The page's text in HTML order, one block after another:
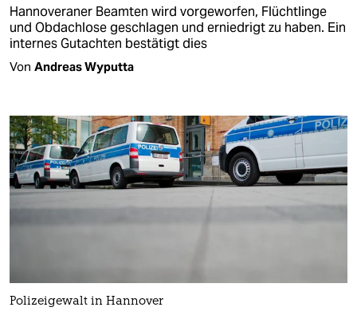
Hannoveraner Beamten wird vorgeworfen, Flüchtlinge
und Obdachlose geschlagen und erniedrigt zu haben. Ein
internes Gutachten bestätigt dies
Von Andreas Wyputta
Polizeigewalt in Hannover